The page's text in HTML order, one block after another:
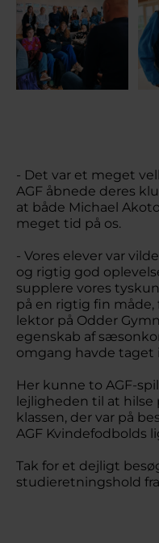
- Det var et meget
AGF åbnede deres
at både Michael
meget tid på os.
- Vores elever var
og rigtig god
supplere vores
på en rigtig fin
lektor på Odder
egenskab af
omgang havde
Her kunne to AGF-
lejligheden til at hilse
klassen, der var på
AGF Kvindefodbolds
Tak for et dejligt
studieretningshold